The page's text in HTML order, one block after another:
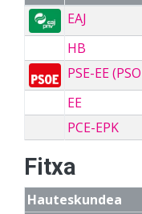
EAJ
HB
PSE-EE
EE
PCE-EPK
Fitxa
Hauteskundea